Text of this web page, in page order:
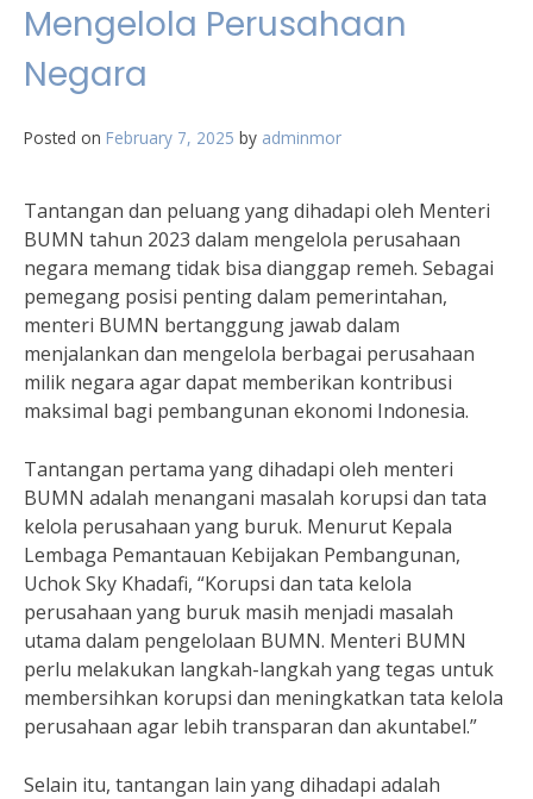
Mengelola Perusahaan
Negara
Posted on February 7, 2025 by adminmor
Tantangan dan peluang yang dihadapi oleh Menteri
BUMN tahun 2023 dalam mengelola perusahaan
negara memang tidak bisa dianggap remeh. Sebagai
pemegang posisi penting dalam pemerintahan,
menteri BUMN bertanggung jawab dalam
menjalankan dan mengelola berbagai perusahaan
milik negara agar dapat memberikan kontribusi
maksimal bagi pembangunan ekonomi Indonesia.
Tantangan pertama yang dihadapi oleh menteri
BUMN adalah menangani masalah korupsi dan tata
kelola perusahaan yang buruk. Menurut Kepala
Lembaga Pemantauan Kebijakan Pembangunan,
Uchok Sky Khadafi, “Korupsi dan tata kelola
perusahaan yang buruk masih menjadi masalah
utama dalam pengelolaan BUMN. Menteri BUMN
perlu melakukan langkah-langkah yang tegas untuk
membersihkan korupsi dan meningkatkan tata kelola
perusahaan agar lebih transparan dan akuntabel.”
Selain itu, tantangan lain yang dihadapi adalah